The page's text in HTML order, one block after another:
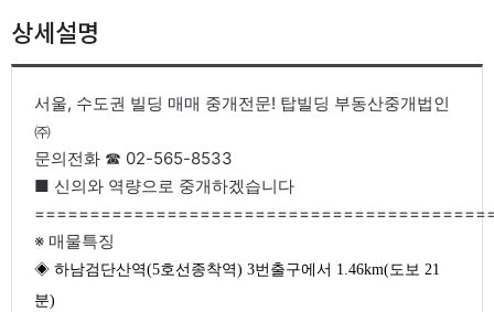
상세설명
서울, 수도권 빌딩 매매 중개전문! 탑빌딩 부동산중개법인
㈜
문의전화 ☎ 02-565-8533
■ 신의와 역량으로 중개하겠습니다
※ 매물특징
◈ 하남검단산역(5호선종착역) 3번출구에서 1.46km(도보 21
분)